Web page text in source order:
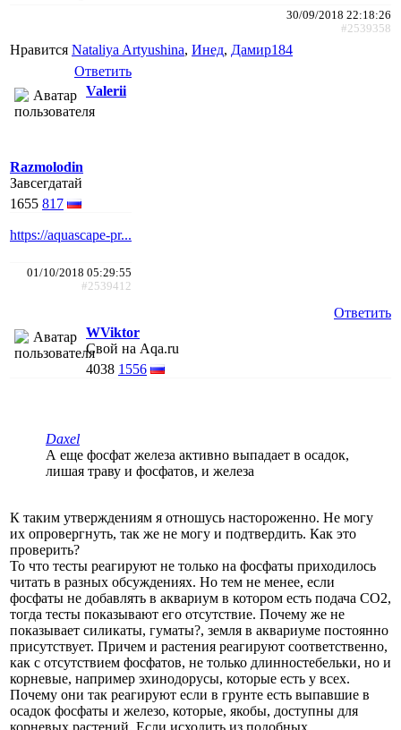
30/09/2018 22:18:26
#2539358
Нравится Nataliya Artyushina, Инед, Дамир184
Ответить
Valerii
Razmolodin
Завсегдатай
1655 817
https://aquascape-pr...
01/10/2018 05:29:55
#2539412
Ответить
WViktor
Свой на Aqa.ru
4038 1556
Daxel
А еще фосфат железа активно выпадает в осадок,
лишая траву и фосфатов, и железа
К таким утверждениям я отношусь настороженно. Не могу
их опровергнуть, так же не могу и подтвердить. Как это
проверить?
То что тесты реагируют не только на фосфаты приходилось
читать в разных обсуждениях. Но тем не менее, если
фосфаты не добавлять в аквариум в котором есть подача СО2,
тогда тесты показывают его отсутствие. Почему же не
показывает силикаты, гуматы?, земля в аквариуме постоянно
присутствует. Причем и растения реагируют соответственно,
как с отсутствием фосфатов, не только длинностебельки, но и
корневые, например эхинодорусы, которые есть у всех.
Почему они так реагируют если в грунте есть выпавшие в
осадок фосфаты и железо, которые, якобы, доступны для
корневых растений. Если исходить из подобных